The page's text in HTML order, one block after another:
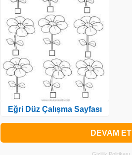
Eğri Düz Çalışma Sayfası
DEVAM ET